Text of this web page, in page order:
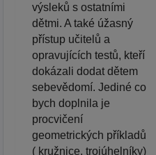
výsleků s ostatními
dětmi. A také úžasný
přístup učitelů a
opravujících testů, kteří
dokázali dodat dětem
sebevědomí. Jediné co
bych doplnila je
procvičení
geometrických příkladů
( kružnice, trojúhelníky)